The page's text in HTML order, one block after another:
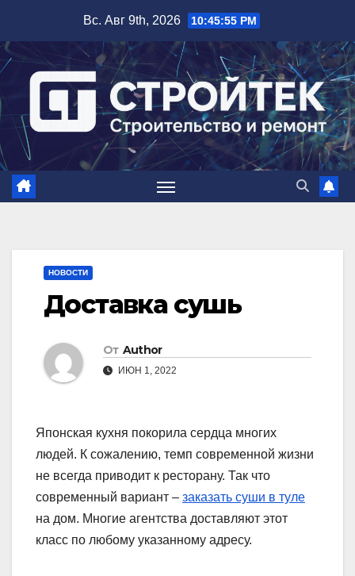
содержимому
Вс. Авг 9th, 2026 10:45:56 PM
НОВОСТИ
Доставка сушь
От Author
ИЮН 1, 2022
Японская кухня покорила сердца многих
людей. К сожалению, темп современной жизни
не всегда приводит к ресторану. Так что
современный вариант – заказать суши в туле
на дом. Многие агентства доставляют этот
класс по любому указанному адресу.